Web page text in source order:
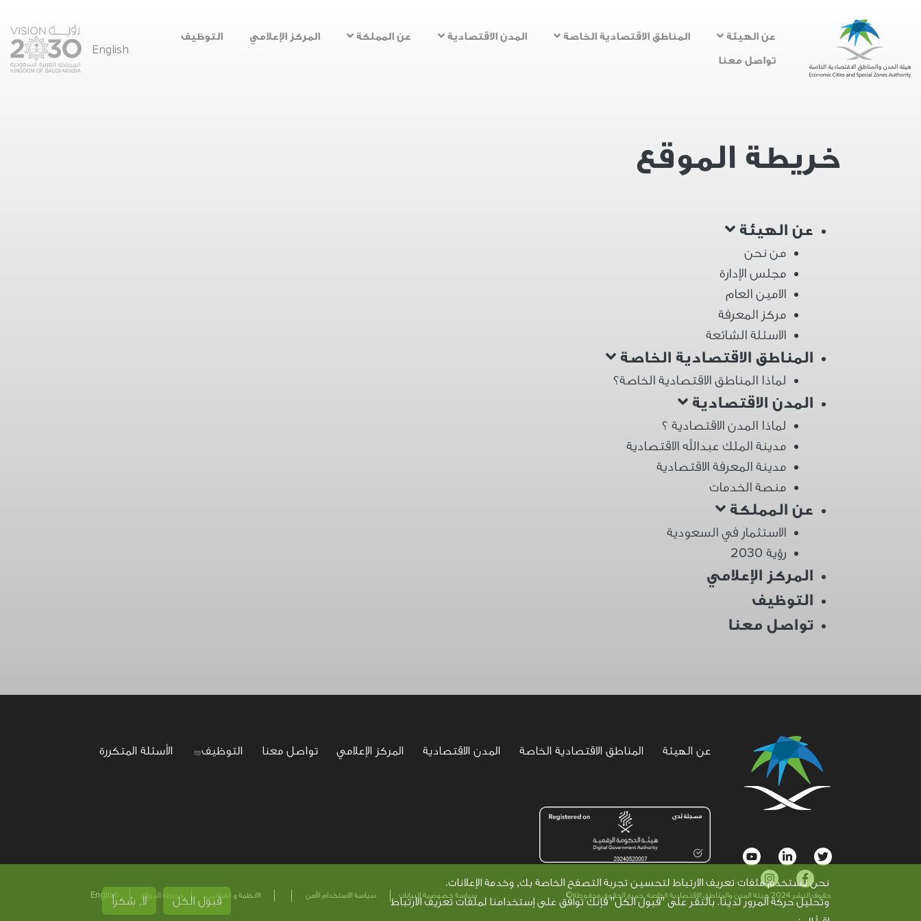
المحتوى
عن الهيئة المناطق الاقتصادية الخاصة المدن الاقتصادية عن المملكة المركز الإعلامي
التوظيف
تواصل معنا
English
خريطة الموقع
عن الهيئة
من نحن
مجلس الإدارة
الامين العام
مركز المعرفة
الاسئلة الشائعة
المناطق الاقتصادية الخاصة
لماذا المناطق الاقتصادية الخاصة؟
المدن الاقتصادية
لماذا المدن الاقتصادية ؟
مدينة الملك عبدالله الاقتصادية
مدينة المعرفة الاقتصادية
منصة الخدمات
عن المملكة
الاستثمار في السعودية
رؤية 2030
المركز الإعلامي
التوظيف
تواصل معنا
social
menu
عن الهيئة المناطق الاقتصادية الخاصة المدن الاقتصادية المركز الإعلامي تواصل معنا التوظيف الأسئلة المتكررة
حقوف النشر 2024 هيئة المدن والمناطق الاقتصادية الخاصة. جميع الحقوق محفوظة© Footerسياسة خصوصية البيانات سياسة الاستخدام الآمن الانظمة و القوانين خريطة الموقع English
نحن نستخدم ملفات تعريف الارتباط لتحسين تجربة التصفح الخاصة بك, وخدمة الإعلانات،
وتحليل حركة المرور لدينا. بالنقر على "قبول الكل" فإنك توافق على إستخدامنا لملفات تعريف الارتباط
قبول الكل لا, شكراً